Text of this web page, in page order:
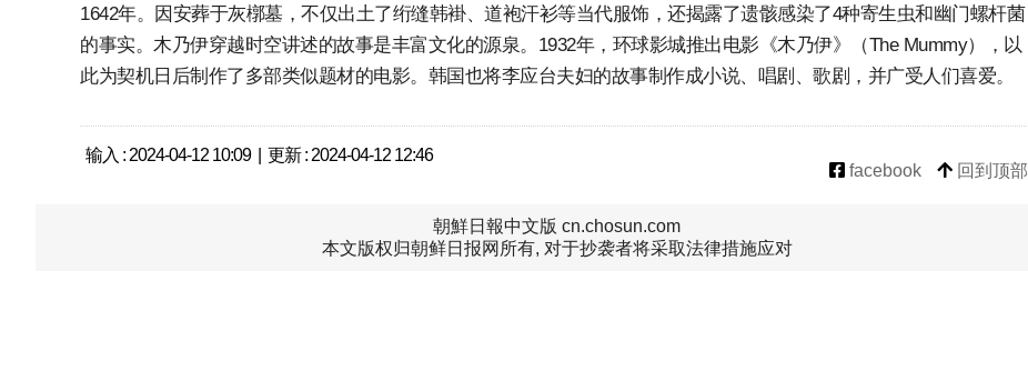
1642年。因安葬于灰槨墓，不仅出土了绗缝韩褂、道袍汗衫等当代服饰，还揭露了遗骸感染了4种寄生虫和幽门螺杆菌
的事实。木乃伊穿越时空讲述的故事是丰富文化的源泉。1932年，环球影城推出电影《木乃伊》（The Mummy），以
此为契机日后制作了多部类似题材的电影。韩国也将李应台夫妇的故事制作成小说、唱剧、歌剧，并广受人们喜爱。
输入 : 2024-04-12 10:09 | 更新 : 2024-04-12 12:46
facebook
回到顶部
朝鮮日報中文版 cn.chosun.com
本文版权归朝鲜日报网所有, 对于抄袭者将采取法律措施应对